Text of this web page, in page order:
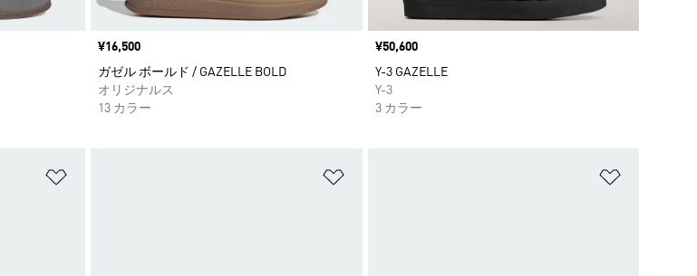
価格
¥16,500
ガゼル ボールド / GAZELLE BOLD
オリジナルス
13 カラー
価格
¥50,600
Y-3 GAZELLE
Y-3
3 カラー